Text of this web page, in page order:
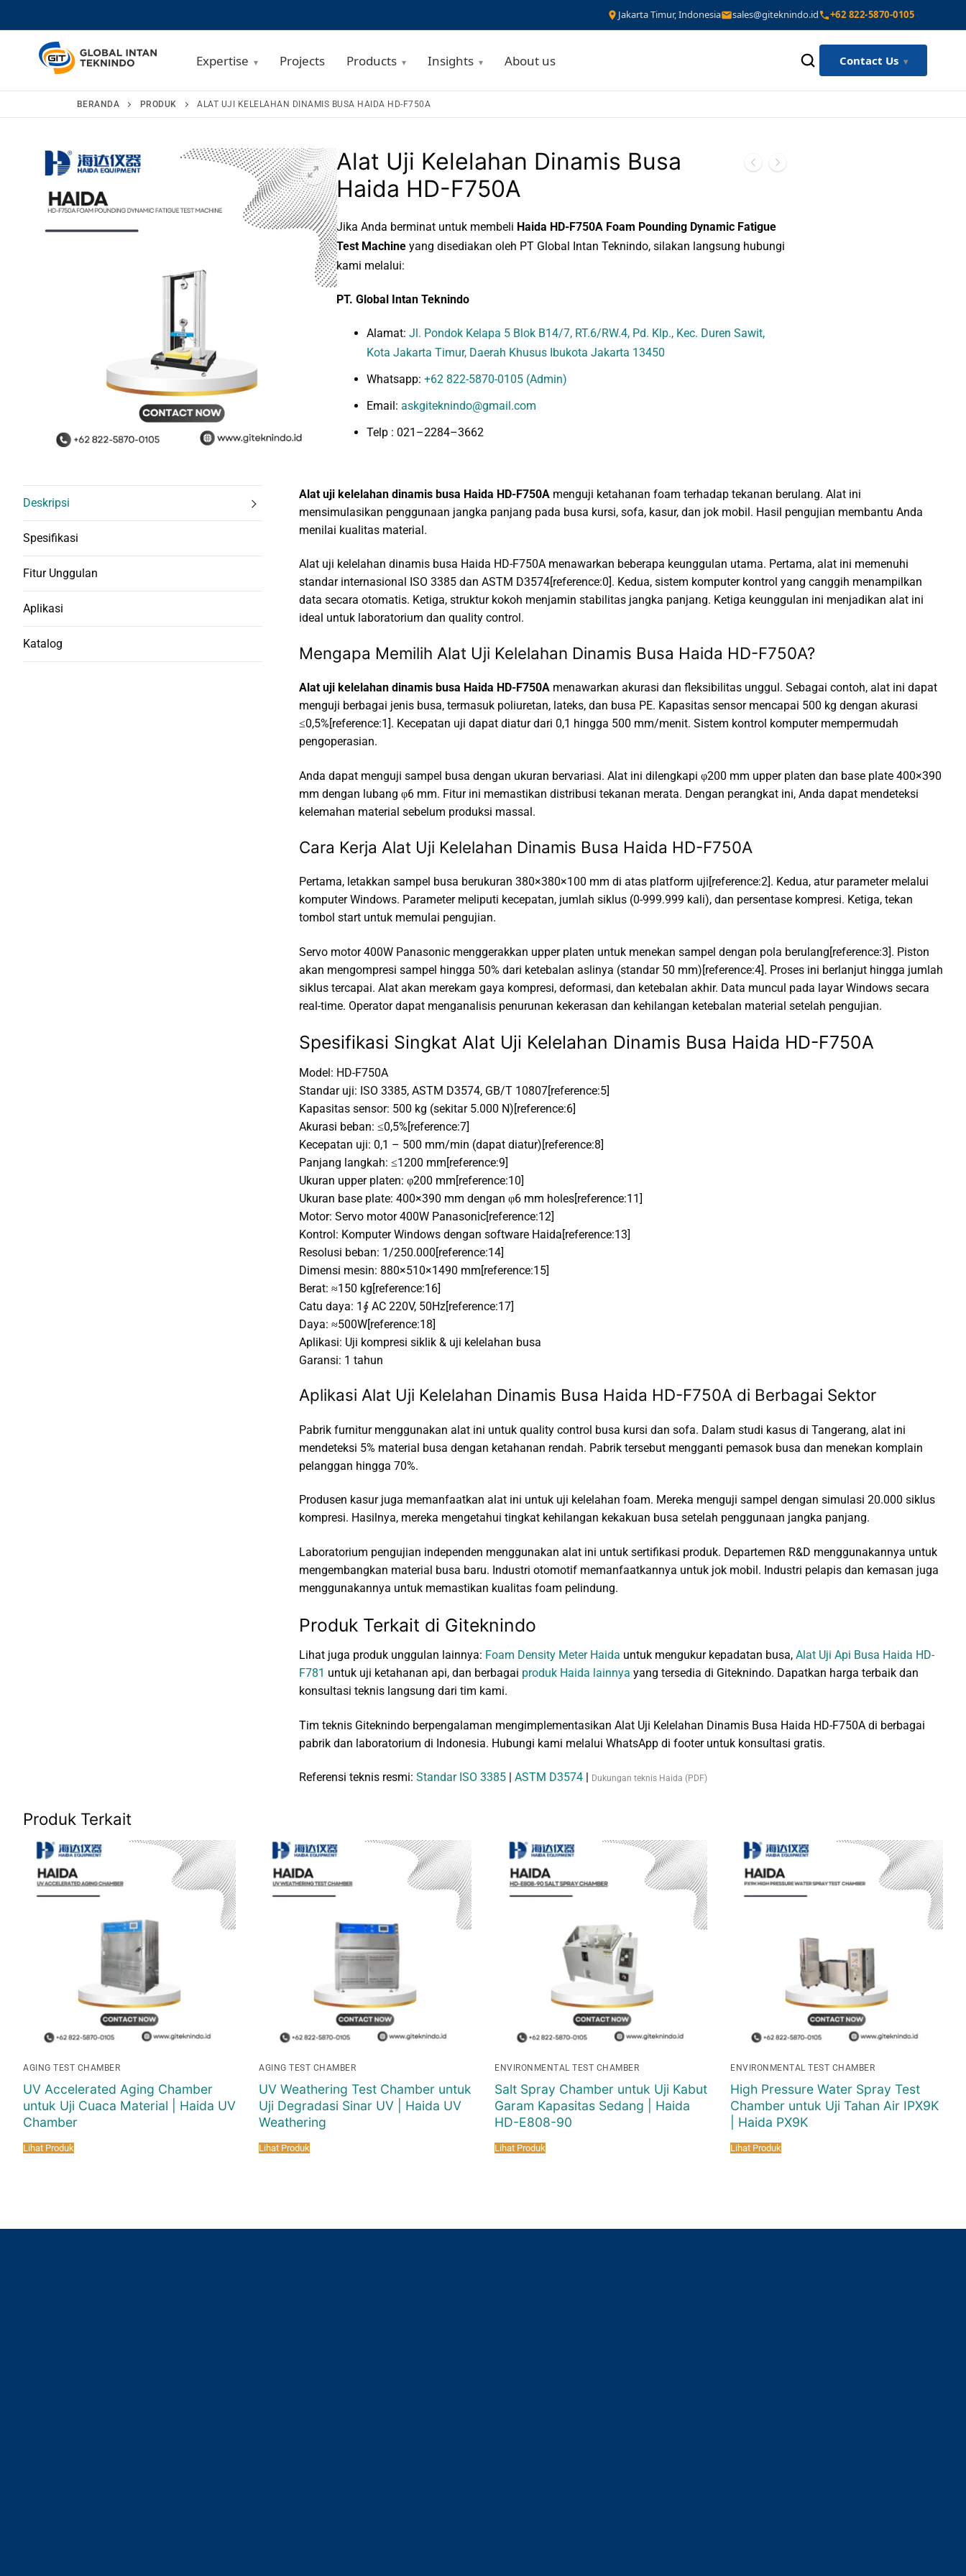
Jakarta Timur, Indonesia sales@giteknindo.id +62 822-5870-0105
Expertise Projects Products Insights About us Contact Us
BERANDA PRODUK ALAT UJI KELELAHAN DINAMIS BUSA HAIDA HD-F750A
🔍
Alat Uji Kelelahan Dinamis Busa
Haida HD-F750A
Jika Anda berminat untuk membeli Haida HD-F750A Foam Pounding Dynamic Fatigue
Test Machine yang disediakan oleh PT Global Intan Teknindo, silakan langsung hubungi
kami melalui:
PT. Global Intan Teknindo
Alamat: Jl. Pondok Kelapa 5 Blok B14/7, RT.6/RW.4, Pd. Klp., Kec. Duren Sawit,
Kota Jakarta Timur, Daerah Khusus Ibukota Jakarta 13450
Whatsapp: +62 822-5870-0105 (Admin)
Email: askgiteknindo@gmail.com
Telp : 021–2284–3662
Deskripsi
Spesifikasi
Fitur Unggulan
Aplikasi
Katalog
Alat uji kelelahan dinamis busa Haida HD-F750A menguji ketahanan foam terhadap tekanan berulang. Alat ini
mensimulasikan penggunaan jangka panjang pada busa kursi, sofa, kasur, dan jok mobil. Hasil pengujian membantu Anda
menilai kualitas material.
Alat uji kelelahan dinamis busa Haida HD-F750A menawarkan beberapa keunggulan utama. Pertama, alat ini memenuhi
standar internasional ISO 3385 dan ASTM D3574[reference:0]. Kedua, sistem komputer kontrol yang canggih menampilkan
data secara otomatis. Ketiga, struktur kokoh menjamin stabilitas jangka panjang. Ketiga keunggulan ini menjadikan alat ini
ideal untuk laboratorium dan quality control.
Mengapa Memilih Alat Uji Kelelahan Dinamis Busa Haida HD-F750A?
Alat uji kelelahan dinamis busa Haida HD-F750A menawarkan akurasi dan fleksibilitas unggul. Sebagai contoh, alat ini dapat
menguji berbagai jenis busa, termasuk poliuretan, lateks, dan busa PE. Kapasitas sensor mencapai 500 kg dengan akurasi
≤0,5%[reference:1]. Kecepatan uji dapat diatur dari 0,1 hingga 500 mm/menit. Sistem kontrol komputer mempermudah
pengoperasian.
Anda dapat menguji sampel busa dengan ukuran bervariasi. Alat ini dilengkapi φ200 mm upper platen dan base plate 400×390
mm dengan lubang φ6 mm. Fitur ini memastikan distribusi tekanan merata. Dengan perangkat ini, Anda dapat mendeteksi
kelemahan material sebelum produksi massal.
Cara Kerja Alat Uji Kelelahan Dinamis Busa Haida HD-F750A
Pertama, letakkan sampel busa berukuran 380×380×100 mm di atas platform uji[reference:2]. Kedua, atur parameter melalui
komputer Windows. Parameter meliputi kecepatan, jumlah siklus (0-999.999 kali), dan persentase kompresi. Ketiga, tekan
tombol start untuk memulai pengujian.
Servo motor 400W Panasonic menggerakkan upper platen untuk menekan sampel dengan pola berulang[reference:3]. Piston
akan mengompresi sampel hingga 50% dari ketebalan aslinya (standar 50 mm)[reference:4]. Proses ini berlanjut hingga jumlah
siklus tercapai. Alat akan merekam gaya kompresi, deformasi, dan ketebalan akhir. Data muncul pada layar Windows secara
real-time. Operator dapat menganalisis penurunan kekerasan dan kehilangan ketebalan material setelah pengujian.
Spesifikasi Singkat Alat Uji Kelelahan Dinamis Busa Haida HD-F750A
Model: HD-F750A
Standar uji: ISO 3385, ASTM D3574, GB/T 10807[reference:5]
Kapasitas sensor: 500 kg (sekitar 5.000 N)[reference:6]
Akurasi beban: ≤0,5%[reference:7]
Kecepatan uji: 0,1 – 500 mm/min (dapat diatur)[reference:8]
Panjang langkah: ≤1200 mm[reference:9]
Ukuran upper platen: φ200 mm[reference:10]
Ukuran base plate: 400×390 mm dengan φ6 mm holes[reference:11]
Motor: Servo motor 400W Panasonic[reference:12]
Kontrol: Komputer Windows dengan software Haida[reference:13]
Resolusi beban: 1/250.000[reference:14]
Dimensi mesin: 880×510×1490 mm[reference:15]
Berat: ≈150 kg[reference:16]
Catu daya: 1∮ AC 220V, 50Hz[reference:17]
Daya: ≈500W[reference:18]
Aplikasi: Uji kompresi siklik & uji kelelahan busa
Garansi: 1 tahun
Aplikasi Alat Uji Kelelahan Dinamis Busa Haida HD-F750A di Berbagai Sektor
Pabrik furnitur menggunakan alat ini untuk quality control busa kursi dan sofa. Dalam studi kasus di Tangerang, alat ini
mendeteksi 5% material busa dengan ketahanan rendah. Pabrik tersebut mengganti pemasok busa dan menekan komplain
pelanggan hingga 70%.
Produsen kasur juga memanfaatkan alat ini untuk uji kelelahan foam. Mereka menguji sampel dengan simulasi 20.000 siklus
kompresi. Hasilnya, mereka mengetahui tingkat kehilangan kekakuan busa setelah penggunaan jangka panjang.
Laboratorium pengujian independen menggunakan alat ini untuk sertifikasi produk. Departemen R&D menggunakannya untuk
mengembangkan material busa baru. Industri otomotif memanfaatkannya untuk jok mobil. Industri pelapis dan kemasan juga
menggunakannya untuk memastikan kualitas foam pelindung.
Produk Terkait di Giteknindo
Lihat juga produk unggulan lainnya: Foam Density Meter Haida untuk mengukur kepadatan busa, Alat Uji Api Busa Haida HD-
F781 untuk uji ketahanan api, dan berbagai produk Haida lainnya yang tersedia di Giteknindo. Dapatkan harga terbaik dan
konsultasi teknis langsung dari tim kami.
Tim teknis Giteknindo berpengalaman mengimplementasikan Alat Uji Kelelahan Dinamis Busa Haida HD-F750A di berbagai
pabrik dan laboratorium di Indonesia. Hubungi kami melalui WhatsApp di footer untuk konsultasi gratis.
Referensi teknis resmi: Standar ISO 3385 ASTM D3574 Dukungan teknis Haida (PDF)
Produk Terkait
AGING TEST CHAMBER
UV Accelerated Aging Chamber
untuk Uji Cuaca Material | Haida UV
Chamber
Lihat Produk
AGING TEST CHAMBER
UV Weathering Test Chamber untuk
Uji Degradasi Sinar UV | Haida UV
Weathering
Lihat Produk
ENVIRONMENTAL TEST CHAMBER
Salt Spray Chamber untuk Uji Kabut
Garam Kapasitas Sedang | Haida
HD-E808-90
Lihat Produk
ENVIRONMENTAL TEST CHAMBER
High Pressure Water Spray Test
Chamber untuk Uji Tahan Air IPX9K
| Haida PX9K
Lihat Produk